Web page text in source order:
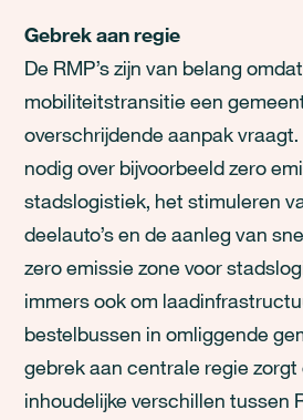
Gebrek aan regie
De RMP’s zijn van belang
mobiliteitstransitie een
overschrijdende aanpak
nodig over bijvoorbeeld zero
stadslogistiek, het stimuleren
deelauto’s en de aanleg van
zero emissie zone voor
immers ook om
bestelbussen in omliggende
gebrek aan centrale regie
inhoudelijke verschillen tussen